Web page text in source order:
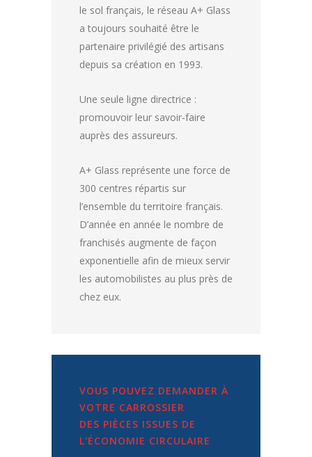
le sol français, le réseau A+ Glass
a toujours souhaité être le
partenaire privilégié des artisans
depuis sa création en 1993.
Une seule ligne directrice :
promouvoir leur savoir-faire
auprès des assureurs.
A+ Glass représente une force de
300 centres répartis sur
l’ensemble du territoire français.
D’année en année le nombre de
franchisés augmente de façon
exponentielle afin de mieux servir
les automobilistes au plus près de
chez eux.
VOUS POUVEZ DEMANDER À
VOTRE CARROSSIER
DES PIÈCES ISSUES DE
L'ÉCONOMIE CIRCULAIRE